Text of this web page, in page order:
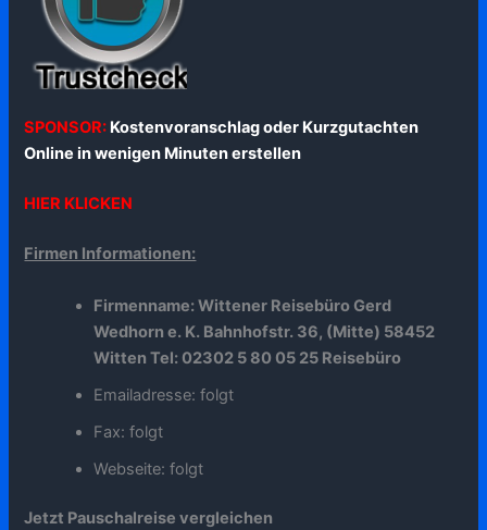
SPONSOR: Kostenvoranschlag oder Kurzgutachten
Online in wenigen Minuten erstellen
HIER KLICKEN
Firmen Informationen:
Firmenname: Wittener Reisebüro Gerd
Wedhorn e. K. Bahnhofstr. 36, (Mitte) 58452
Witten Tel: 02302 5 80 05 25 Reisebüro
Emailadresse: folgt
Fax: folgt
Webseite: folgt
Jetzt Pauschalreise vergleichen